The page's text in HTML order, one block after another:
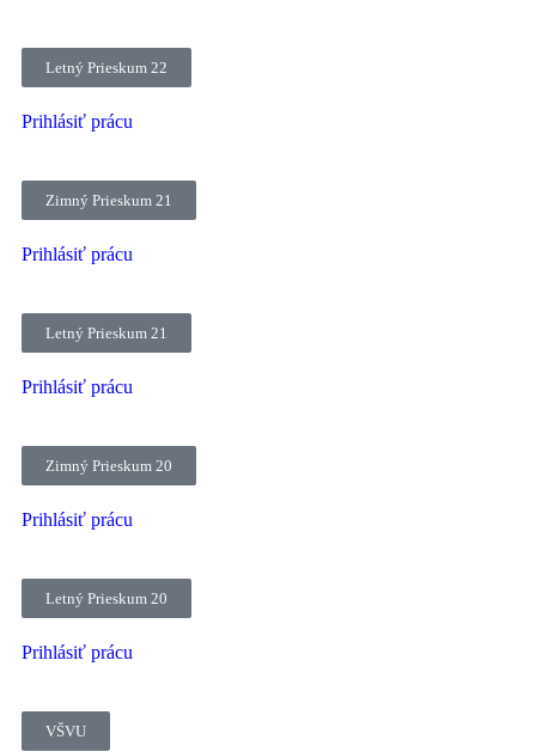
Letný Prieskum 22
Prihlásiť prácu
Zimný Prieskum 21
Prihlásiť prácu
Letný Prieskum 21
Prihlásiť prácu
Zimný Prieskum 20
Prihlásiť prácu
Letný Prieskum 20
Prihlásiť prácu
VŠVU